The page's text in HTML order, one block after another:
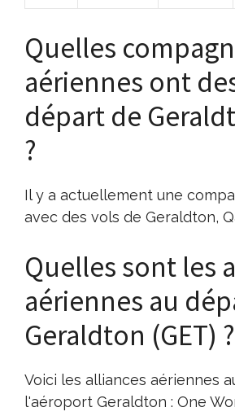
Quelles
aériennes ont
départ de
?
Il y a actuellement une
avec des vols de Geraldton,
Quelles sont les
aériennes au
Geraldton (GET) ?
Voici les alliances aériennes
l'aéroport Geraldton : One